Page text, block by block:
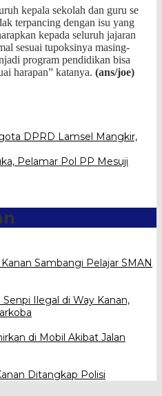
kepala sekolah dan guru se
terpancing dengan isu yang
kepada seluruh jajaran
sesuai tupoksinya masing-
program pendidikan bisa
harapan” katanya. (ans/joe)
DPRD Lamsel Mangkir,
Pelamar Pol PP Mesuji
Sambangi Pelajar SMAN
Ilegal di Way Kanan,
di Mobil Akibat Jalan
Ditangkap Polisi